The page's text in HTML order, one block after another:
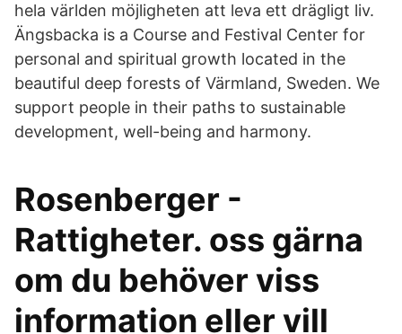
hela världen möjligheten att leva ett drägligt liv.
Ängsbacka is a Course and Festival Center for
personal and spiritual growth located in the
beautiful deep forests of Värmland, Sweden. We
support people in their paths to sustainable
development, well-being and harmony.
Rosenberger -
Rattigheter. oss gärna
om du behöver viss
information eller vill